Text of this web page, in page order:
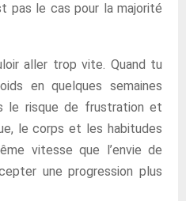
pas le cas pour la majorité
aller trop vite. Quand tu
en quelques semaines
le risque de frustration et
le corps et les habitudes
vitesse que l’envie de
une progression plus